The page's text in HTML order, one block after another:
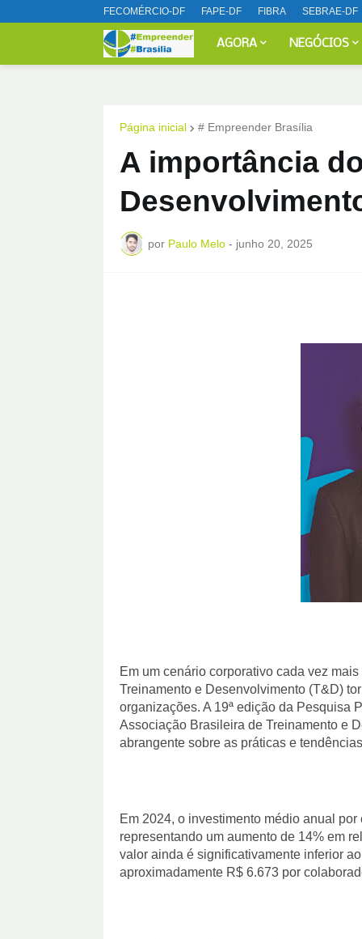
FECOMÉRCIO-DF FAPE-DF FIBRA SEBRAE-DF
AGORA NEGÓCIOS
Página inicial # Empreender Brasília
A importância
por Paulo Melo - junho 20, 2025
Em um cenário corporativo cada vez
Treinamento e Desenvolvimento (T&D)
organizações. A 19ª edição da Pesquisa
Associação Brasileira de Treinamento e
abrangente sobre as práticas e
Em 2024, o investimento médio anual
representando um aumento de 14% em
valor ainda é significativamente inferior
aproximadamente R$ 6.673 por